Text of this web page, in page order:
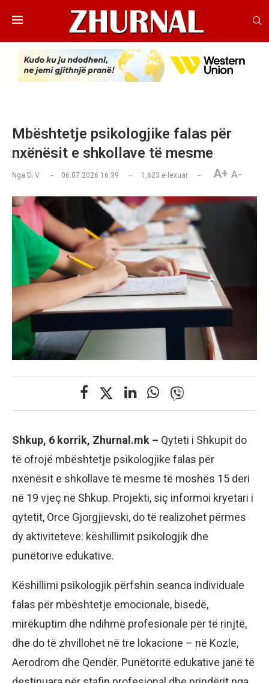
Mbështetje psikologjike falas për
nxënësit e shkollave të mesme
Nga D. V. 06.07.2026 16:39 1,623 e lexuar A+ A-
Shkup, 6 korrik, Zhurnal.mk – Qyteti i Shkupit do
të ofrojë mbështetje psikologjike falas për
nxënësit e shkollave të mesme të moshës 15 deri
në 19 vjeç në Shkup. Projekti, siç informoi kryetari i
qytetit, Orce Gjorgjievski, do të realizohet përmes
dy aktiviteteve: këshillimit psikologjik dhe
punëtorive edukative.
Këshillimi psikologjik përfshin seanca individuale
falas për mbështetje emocionale, bisedë,
mirëkuptim dhe ndihmë profesionale për të rinjtë,
dhe do të zhvillohet në tre lokacione – në Kozle,
Aerodrom dhe Qendër. Punëtoritë edukative janë të